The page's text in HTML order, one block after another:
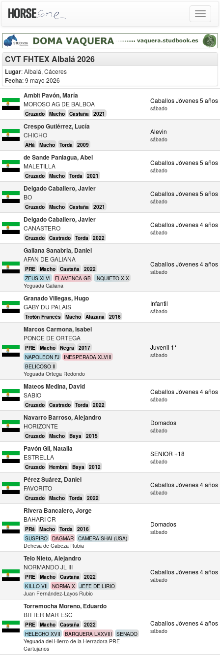
Toggle
CVT FHTEX Albalá 2026
Lugar: Albalá, Cáceres
Fecha: 9 mayo 2026
Ambit Pavón, María
MOROSO AG DE BALBOA
Cruzado Macho Castaña 2021
Caballos Jóvenes 5 años
sábado
Crespo Gutiérrez, Lucía
CHICHO
AHá Macho Torda 2009
Alevin
sábado
de Sande Paniagua, Abel
MALETILLA
Cruzado Macho Torda 2021
Caballos Jóvenes 5 años
sábado
Delgado Caballero, Javier
BO
Cruzado Macho Castaña 2021
Caballos Jóvenes 5 años
sábado
Delgado Caballero, Javier
CANASTERO
Cruzado Castrado Torda 2022
Caballos Jóvenes 4 años
sábado
Galiana Sanabria, Daniel
AFAN DE GALIANA
PRE Macho Castaña 2022
ZEUS XLVI FLAMENCA GB
INQUIETO XIX
Yeguada Galiana
Caballos Jóvenes 4 años
sábado
Granado Villegas, Hugo
GABY DU PALAIS
Trotón Francés Macho Alazana 2016
Infantil
sábado
Marcos Carmona, Isabel
PONCE DE ORTEGA
PRE Macho Negra 2017
NAPOLEON FJ
INESPERADA XLVIII
BELICOSO II
Yeguada Ortega Redondo
Juvenil 1*
sábado
Mateos Medina, David
SABIO
Cruzado Castrado Torda 2022
Caballos Jóvenes 4 años
sábado
Navarro Barroso, Alejandro
HORIZONTE
Cruzado Macho Baya 2015
Domados
sábado
Pavón Gil, Natalia
ESTRELLA
Cruzado Hembra Baya 2012
SENIOR +18
sábado
Pérez Suárez, Daniel
FAVORITO
Cruzado Macho Torda 2022
Caballos Jóvenes 4 años
sábado
Rivera Bancalero, Jorge
BAHARI CR
PRá Macho Torda 2016
SUSPIRO DAGMAR CAMERA SHAI (USA)
Dehesa de Cabeza Rubia
Domados
sábado
Telo Nieto, Alejandro
NORMANDO JL III
PRE Macho Castaña 2022
KILLO VII NORMA X JEFE DE LIRIO
Juan Fernández-Layos Rubio
Caballos Jóvenes 4 años
sábado
Torremocha Moreno, Eduardo
BITTER MAR ESC
PRE Macho Castaña 2022
HELECHO XVII BARQUERA LXXVIII
SENADO
Yeguada del Hierro de la Herradora PRE
Cartujanos
Caballos Jóvenes 4 años
sábado